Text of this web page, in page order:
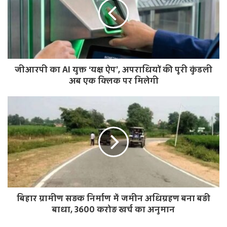
t
e
जीआरपी का AI युक्त ‘यक्ष ऐप’, अपराधियों की पूरी कुंडली
अब एक क्लिक पर मिलेगी
बिहार ग्रामीण सड़क निर्माण में जमीन अधिग्रहण बना बड़ी
बाधा, 3600 करोड़ खर्च का अनुमान